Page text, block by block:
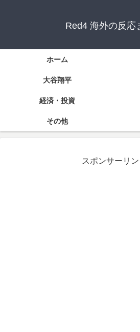
Red4 海外の反応
ホーム
大谷翔平
経済・投資
その他
スポンサーリン